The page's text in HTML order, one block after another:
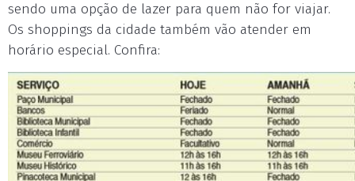
sendo uma opção de lazer para quem não for viajar.
Os shoppings da cidade também vão atender em
horário especial. Confira: